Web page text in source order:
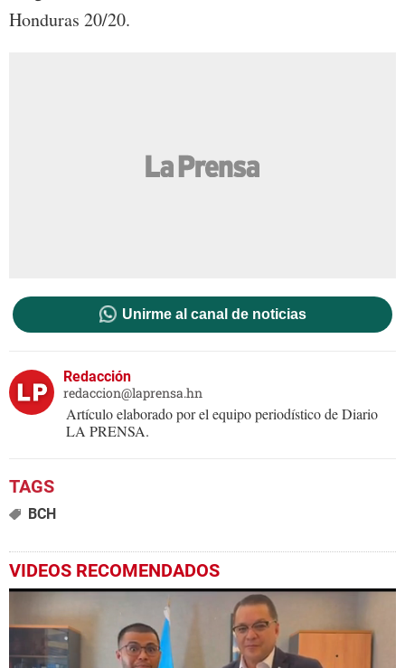
Honduras 20/20.
Unirme al canal de noticias
Redacción
redaccion@laprensa.hn
Artículo elaborado por el equipo periodístico de Diario
LA PRENSA.
BCH
VIDEOS RECOMENDADOS